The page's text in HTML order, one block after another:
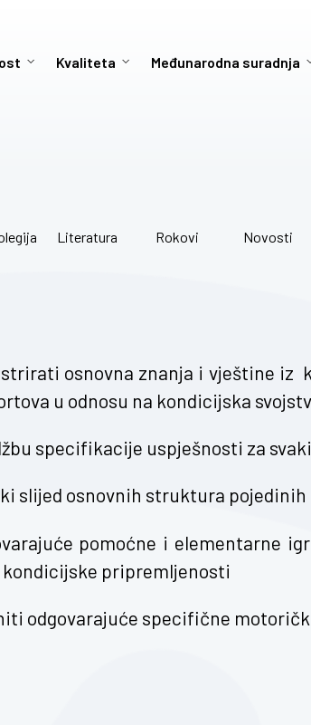
Kvaliteta Međunarodna suradnja
Literatura Rokovi Novosti
osnovna znanja i vještine iz
u odnosu na kondicijska
specifikacije uspješnosti za
slijed osnovnih struktura pojedinih
pomoćne i elementarne
pripremljenosti
odgovarajuće specifične